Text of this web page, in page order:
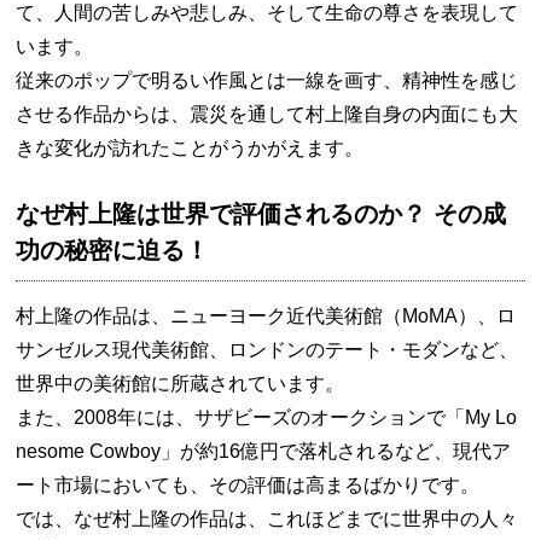
て、人間の苦しみや悲しみ、そして生命の尊さを表現して
います。
従来のポップで明るい作風とは一線を画す、精神性を感じ
させる作品からは、震災を通して村上隆自身の内面にも大
きな変化が訪れたことがうかがえます。
なぜ村上隆は世界で評価されるのか？ その成
功の秘密に迫る！
村上隆の作品は、ニューヨーク近代美術館（MoMA）、ロ
サンゼルス現代美術館、ロンドンのテート・モダンなど、
世界中の美術館に所蔵されています。
また、2008年には、サザビーズのオークションで「My Lo
nesome Cowboy」が約16億円で落札されるなど、現代ア
ート市場においても、その評価は高まるばかりです。
では、なぜ村上隆の作品は、これほどまでに世界中の人々